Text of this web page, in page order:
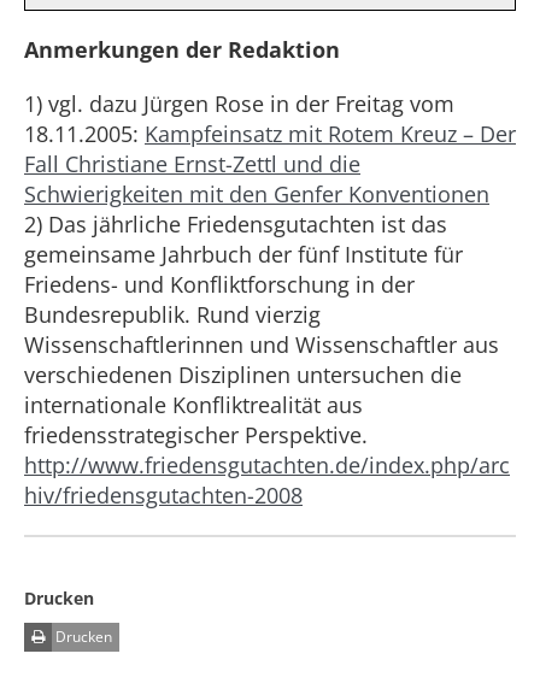
Anmerkungen der Redaktion
1) vgl. dazu Jürgen Rose in der Freitag vom
18.11.2005: Kampfeinsatz mit Rotem Kreuz – Der
Fall Christiane Ernst-Zettl und die
Schwierigkeiten mit den Genfer Konventionen
2) Das jährliche Friedensgutachten ist das
gemeinsame Jahrbuch der fünf Institute für
Friedens- und Konfliktforschung in der
Bundesrepublik. Rund vierzig
Wissenschaftlerinnen und Wissenschaftler aus
verschiedenen Disziplinen untersuchen die
internationale Konfliktrealität aus
friedensstrategischer Perspektive.
http://www.friedensgutachten.de/index.php/arc
hiv/friedensgutachten-2008
Drucken
Drucken